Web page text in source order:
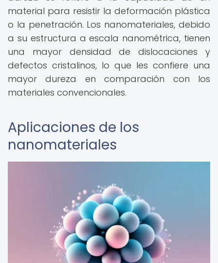
material para resistir la deformación plástica
o la penetración. Los nanomateriales, debido
a su estructura a escala nanométrica, tienen
una mayor densidad de dislocaciones y
defectos cristalinos, lo que les confiere una
mayor dureza en comparación con los
materiales convencionales.
Aplicaciones de los
nanomateriales